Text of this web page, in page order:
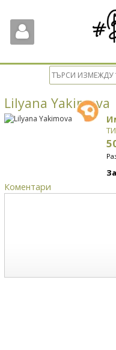
Lilyana Yakimova
Коментари